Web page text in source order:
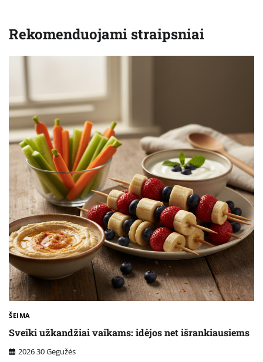
Rekomenduojami straipsniai
ŠEIMA
Sveiki užkandžiai vaikams: idėjos net išrankiausiems
2026 30 Gegužės